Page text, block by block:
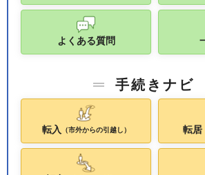
よくある質問
手続きナビ
転入 （市外からの引越し） 転居